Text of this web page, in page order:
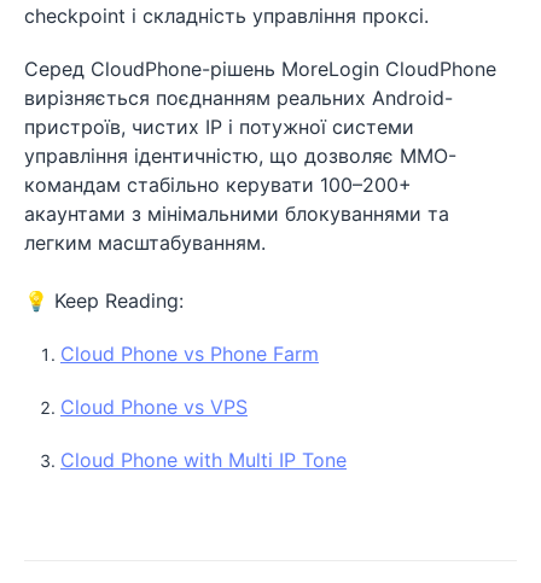
checkpoint і складність управління проксі.
Серед CloudPhone-рішень MoreLogin CloudPhone
вирізняється поєднанням реальних Android-
пристроїв, чистих IP і потужної системи
управління ідентичністю, що дозволяє MMO-
командам стабільно керувати 100–200+
акаунтами з мінімальними блокуваннями та
легким масштабуванням.
💡 Keep Reading:
Cloud Phone vs Phone Farm
Cloud Phone vs VPS
Cloud Phone with Multi IP Tone